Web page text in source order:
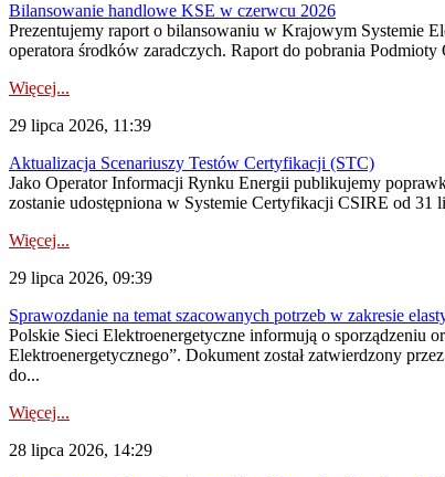
Bilansowanie handlowe KSE w czerwcu 2026
Prezentujemy raport o bilansowaniu w Krajowym Systemie
operatora środków zaradczych. Raport do pobrania
Więcej...
29 lipca 2026, 11:39
Aktualizacja Scenariuszy Testów Certyfikacji (STC)
Jako Operator Informacji Rynku Energii publikujemy
zostanie udostępniona w Systemie Certyfikacji CSIRE od 31
Więcej...
29 lipca 2026, 09:39
Sprawozdanie na temat szacowanych potrzeb w zakresie
Polskie Sieci Elektroenergetyczne informują o sporządzeniu
Elektroenergetycznego”. Dokument został zatwierdzony
do...
Więcej...
28 lipca 2026, 14:29